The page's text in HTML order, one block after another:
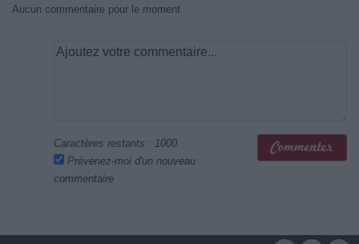
Aucun commentaire pour le moment
Caractères restants : 1000
Prévenez-moi d'un nouveau
commentaire